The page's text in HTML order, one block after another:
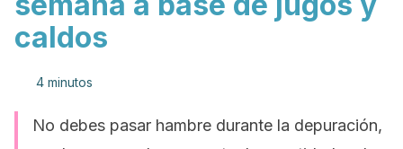
caldos
4 minutos
No debes pasar hambre durante la depuración,